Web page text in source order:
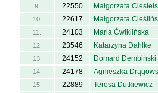
9. 22550 Małgorzata
10. 22617 Małgorzata
11. 24103 Maria Ćwiklińska
12. 23546 Katarzyna Dahlke
13. 24152 Domard Dembiński
14. 24178 Agnieszka
15. 22889 Teresa Dutkiewicz